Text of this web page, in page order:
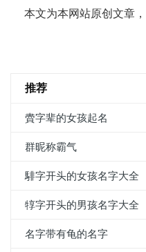
本文为本网站原创文章
推荐
賮字辈的女孩起名
群昵称霸气
騑字开头的女孩名字大全
犉字开头的男孩名字大全
名字带有龟的名字